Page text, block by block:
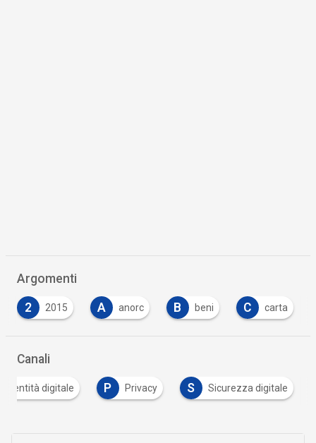
Argomenti
A anorc B beni C carta C casi
Canali
Identità digitale P Privacy S Sicurezza digitale